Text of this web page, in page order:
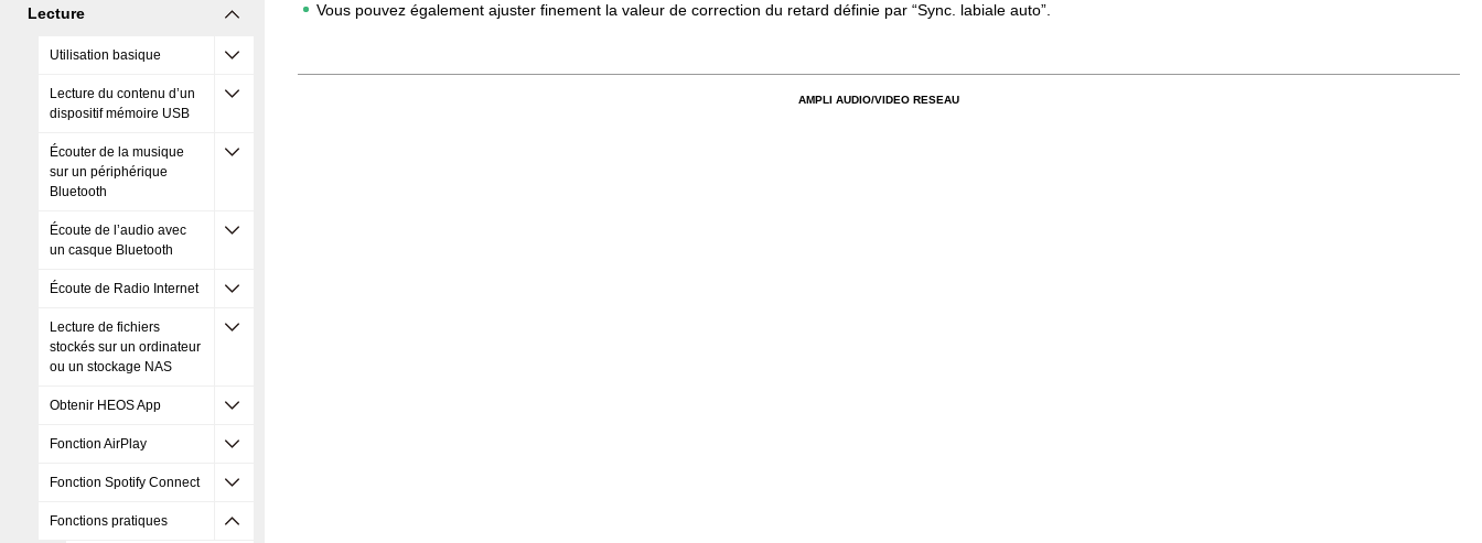
Lecture
Utilisation basique
Lecture du contenu d’un
dispositif mémoire USB
Écouter de la musique
sur un périphérique
Bluetooth
Écoute de l’audio avec
un casque Bluetooth
Écoute de Radio Internet
Lecture de fichiers
stockés sur un ordinateur
ou un stockage NAS
Obtenir HEOS App
Fonction AirPlay
Fonction Spotify Connect
Fonctions pratiques
Vous pouvez également ajuster finement la valeur de correction du retard définie par “Sync. labiale auto”.
AMPLI AUDIO/VIDEO RESEAU